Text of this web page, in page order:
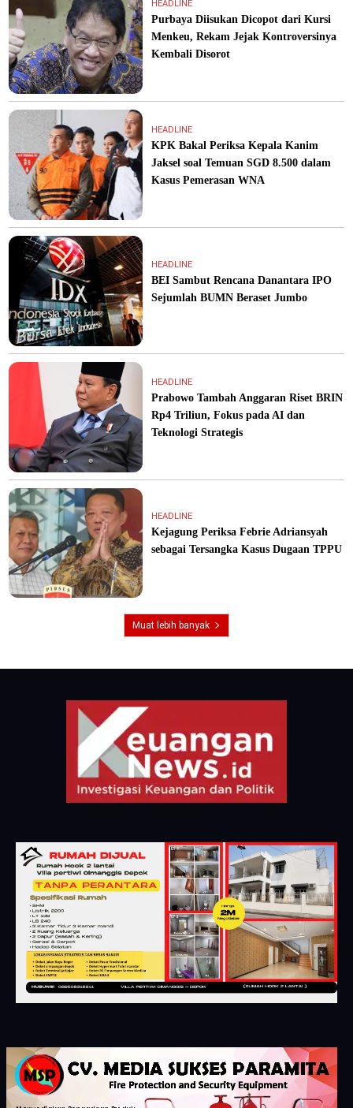
HEADLINE
Purbaya Diisukan Dicopot dari Kursi
Menkeu, Rekam Jejak Kontroversinya
Kembali Disorot
HEADLINE
KPK Bakal Periksa Kepala Kanim
Jaksel soal Temuan SGD 8.500 dalam
Kasus Pemerasan WNA
HEADLINE
BEI Sambut Rencana Danantara IPO
Sejumlah BUMN Beraset Jumbo
HEADLINE
Prabowo Tambah Anggaran Riset BRIN
Rp4 Triliun, Fokus pada AI dan
Teknologi Strategis
HEADLINE
Kejagung Periksa Febrie Adriansyah
sebagai Tersangka Kasus Dugaan TPPU
Muat lebih banyak